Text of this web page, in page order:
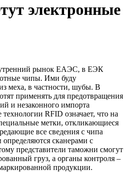
электронные
рынок ЕАЭС, в ЕЭК
чипы. Ими буду
меха, в частности, шубы. В
применять для предотвращения
и незаконного импорта
RFID означает, что на
метки, откликающиеся
все сведения с чипа
сканерами с
представители таможни смогут
груз, а органы контроля –
продукции.